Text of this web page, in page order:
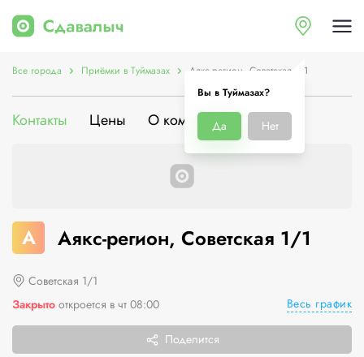
Вы в Туймазах?
Да Нет
Все города Приёмки в Туймазах Аякс-регион, Советская 1/1
Контакты Цены О компании
А Аякс-регион, Советская 1/1
Советская 1/1
Закрыто откроется в чт 08:00 Весь график
Поделится